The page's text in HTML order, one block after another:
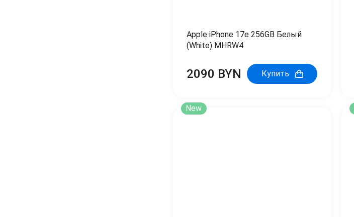
Apple iPhone 17e 256GB Белый
(White) MHRW4
2090 BYN Купить
New